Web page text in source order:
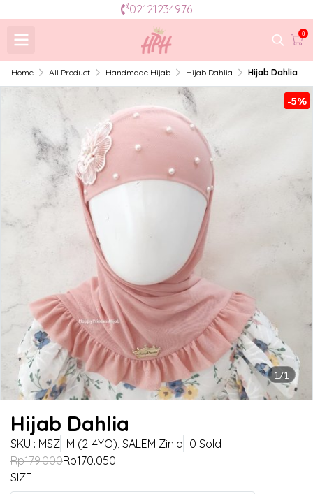
02121234976
0
Home All Product Handmade Hijab Hijab Dahlia Hijab Dahlia
1/1
-5%
Hijab Dahlia
SKU : MSZ M (2-4YO), SALEM Zinia 0 Sold
Rp179.000Rp170.050
SIZE